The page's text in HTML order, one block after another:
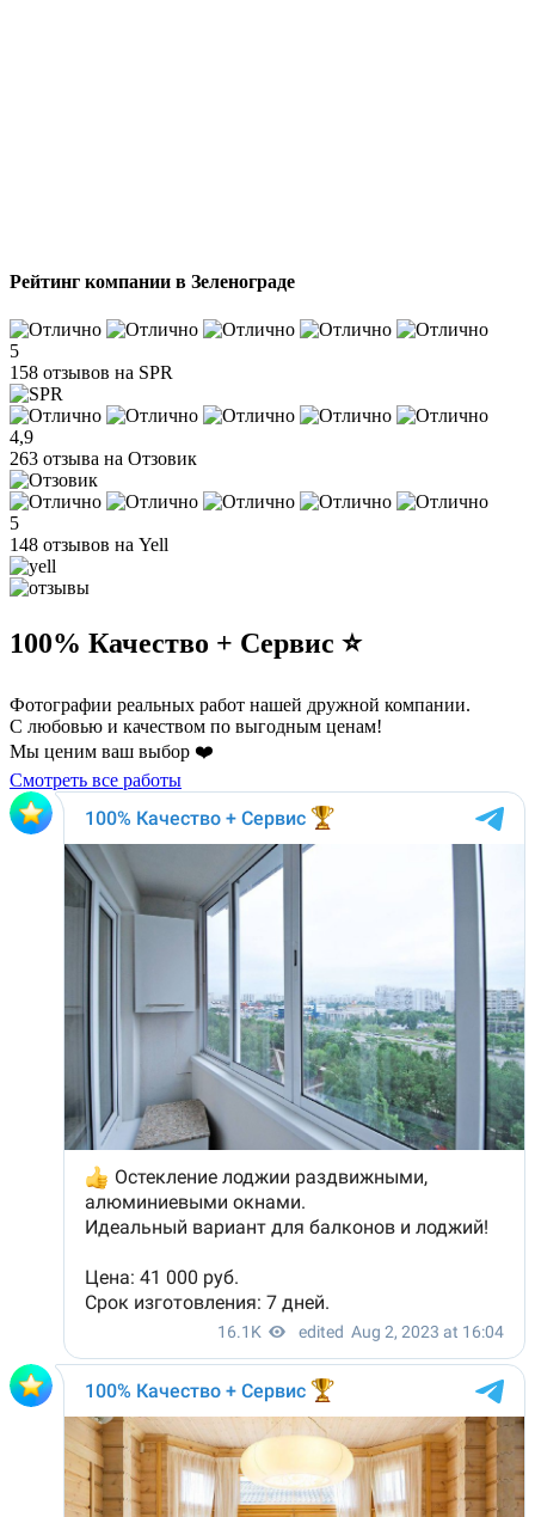
Рейтинг компании в Зеленограде
5
158 отзывов на SPR
4,9
263 отзыва на Отзовик
5
148 отзывов на Yell
100% Качество + Сервис ⭐️
Фотографии реальных работ нашей дружной компании.
С любовью и качеством по выгодным ценам!
Мы ценим ваш выбор ❤️
Смотреть все работы